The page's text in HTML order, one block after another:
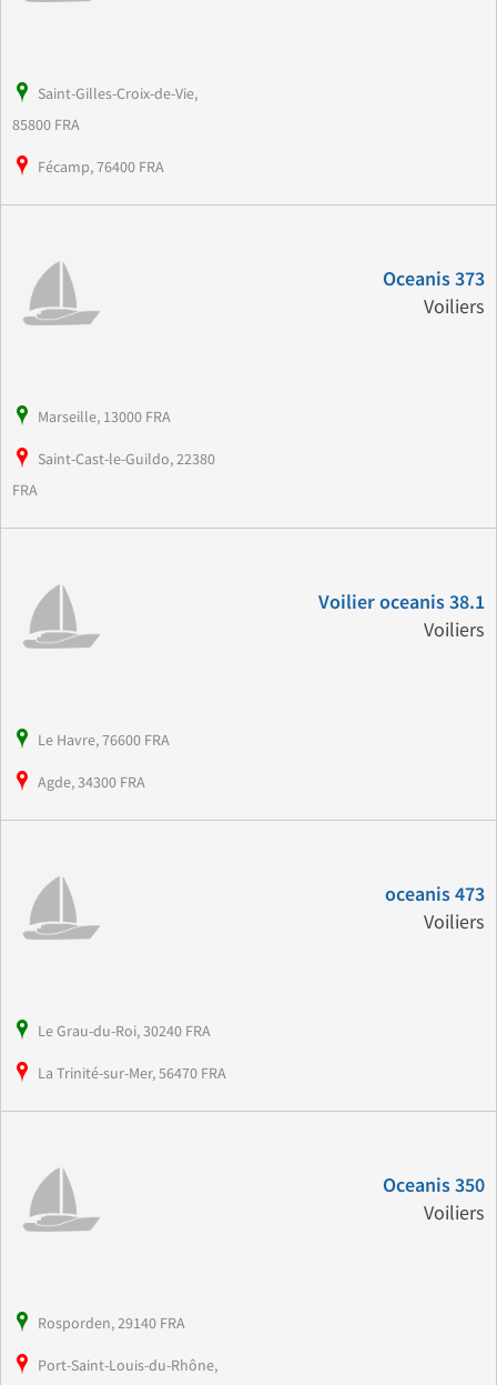
Saint-Gilles-Croix-de-Vie,
85800 FRA
Fécamp, 76400 FRA
Oceanis 373
Voiliers
Marseille, 13000 FRA
Saint-Cast-le-Guildo, 22380
FRA
Voilier oceanis 38.1
Voiliers
Le Havre, 76600 FRA
Agde, 34300 FRA
oceanis 473
Voiliers
Le Grau-du-Roi, 30240 FRA
La Trinité-sur-Mer, 56470 FRA
Oceanis 350
Voiliers
Rosporden, 29140 FRA
Port-Saint-Louis-du-Rhône,